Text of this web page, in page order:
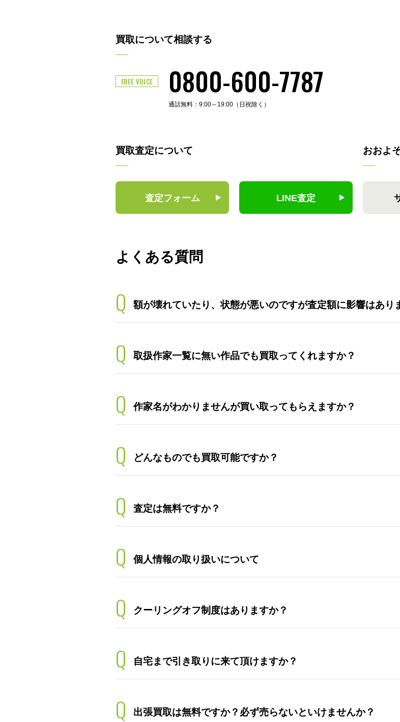
買取について相談する
FREE VOICE 0800-600-7787
通話無料：9:00～19:00（日祝除く）
買取査定について
査定フォーム LINE査定
おおよ
よくある質問
Q 額が壊れていたり、状態が悪いのですが査定額に影響はあり
Q 取扱作家一覧に無い作品でも買取ってくれますか？
Q 作家名がわかりませんが買い取ってもらえますか？
Q どんなものでも買取可能ですか？
Q 査定は無料ですか？
Q 個人情報の取り扱いについて
Q クーリングオフ制度はありますか？
Q 自宅まで引き取りに来て頂けますか？
Q 出張買取は無料ですか？必ず売らないといけませんか？